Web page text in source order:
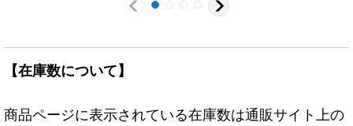
【在庫数について】
商品ページに表示されている在庫数は通販サイト上の